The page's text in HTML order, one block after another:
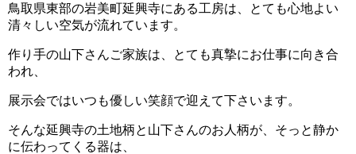
鳥取県東部の岩美町延興寺にある工房は、とても心地よい
清々しい空気が流れています。
作り手の山下さんご家族は、とても真摯にお仕事に向き合
われ、
展示会ではいつも優しい笑顔で迎えて下さいます。
そんな延興寺の土地柄と山下さんのお人柄が、そっと静か
に伝わってくる器は、